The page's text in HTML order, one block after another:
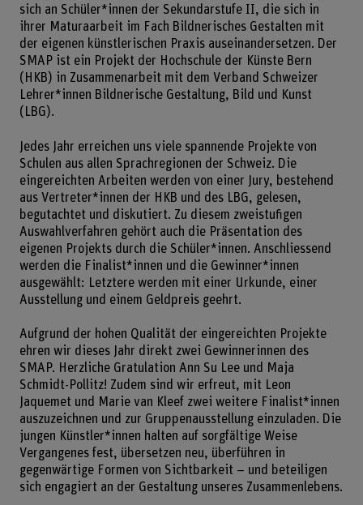
sich an Schüler*innen der Sekundarstufe II, die sich in
ihrer Maturaarbeit im Fach Bildneri­sches Gestalten mit
der eigenen künstlerischen Praxis auseinander­setzen. Der
SMAP ist ein Projekt der Hochschule der Künste Bern
(HKB) in Zusammenarbeit mit dem Verband Schwei­zer
Lehrer*innen Bildnerische Gestaltung, Bild und Kunst
(LBG).
Jedes Jahr erreichen uns viele spannende Projekte von
Schulen aus allen Sprachregionen der Schweiz. Die
eingereichten Arbeiten werden von einer Jury, bestehend
aus Vertreter*innen der HKB und des LBG, gelesen,
begutachtet und diskutiert. Zu diesem zweistufigen
Auswahlverfahren gehört auch die Präsentation des
eigenen Projekts durch die Schüler*innen. Anschliessend
werden die Finalist*innen und die Gewinner*innen
ausgewählt: Letztere werden mit einer Urkunde, einer
Ausstellung und einem Geldpreis geehrt.
Aufgrund der hohen Qualität der eingereichten Projekte
ehren wir dieses Jahr direkt zwei Gewinnerinnen des
SMAP. Herzliche Gratulation Ann Su Lee und Maja
Schmidt-Pollitz! Zudem sind wir erfreut, mit Leon
Jaquemet und Marie van Kleef zwei weitere Finalist*innen
auszuzeichnen und zur Gruppenausstellung einzuladen. Die
jungen Künstler*innen halten auf sorgfältige Weise
Vergangenes fest, übersetzen neu, überführen in
gegenwärtige Formen von Sichtbarkeit – und be­teiligen
sich engagiert an der Gestaltung unseres Zusammenlebens.